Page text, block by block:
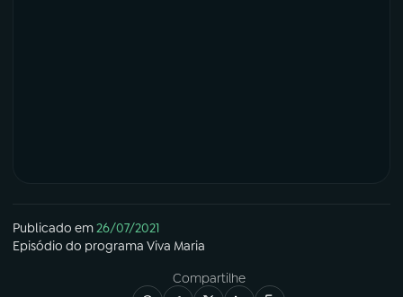
Publicado em26/07/2021
Episódio do programa Viva Maria
Compartilhe